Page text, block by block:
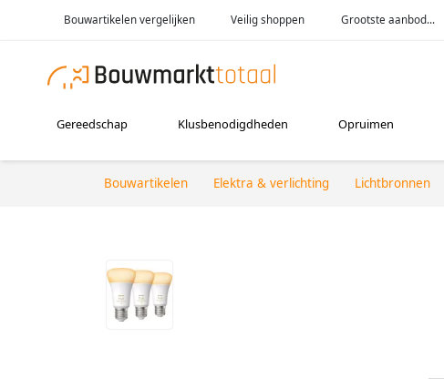
Bouwartikelen vergelijken Veilig shoppen Grootste aanbod...
Gereedschap Klusbenodigdheden Opruimen
Bouwartikelen Elektra & verlichting Lichtbronnen